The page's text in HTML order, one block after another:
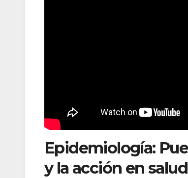
Epidemiología:
y la acción en